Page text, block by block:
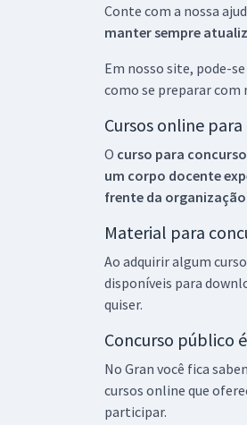
Conte com a nossa
manter sempre
Em nosso site, pode-
como se preparar com
Cursos online
O curso para
um corpo docente
frente da
Material para
Ao adquirir algum
disponíveis para
quiser.
Concurso público
No Gran você fica
cursos online que
participar.